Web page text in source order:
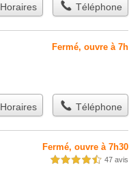
Horaires Téléphone
Fermé, ouvre à 7h
Horaires Téléphone
Fermé, ouvre à 7h30
4,5 étoiles sur 5 47 avis